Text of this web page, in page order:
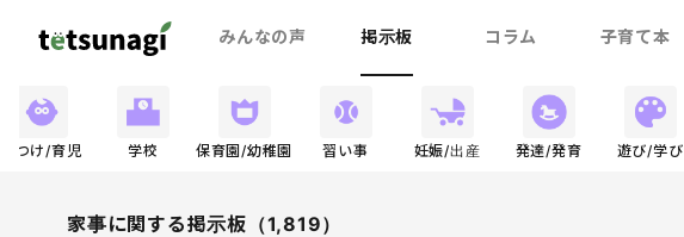
みんなの声 掲示板 コラム 子育て本
しつけ/育児 学校 保育園/幼稚園 習い事 妊娠/出産 発達/発育 遊び/学び
家事に関する掲示板（1,819）